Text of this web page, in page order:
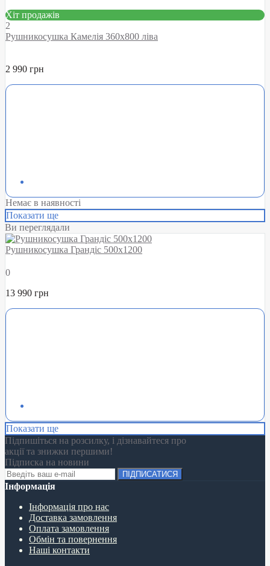
Хіт продажів
2
Рушникосушка Камелія 360х800 ліва
2 990 грн
Немає в наявності
Показати ще
Ви переглядали
Рушникосушка Грандіс 500х1200
0
13 990 грн
Показати ще
Підпишіться на розсилку, і дізнавайтеся про
акції та знижки першими!
Підписка на новини
ПІДПИСАТИСЯ
Інформація
Інформація про нас
Доставка замовлення
Оплата замовлення
Обмін та повернення
Наші контакти